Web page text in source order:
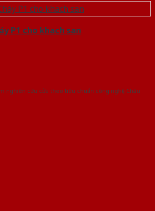
P1 cho khach san
nghiên cứu cửa theo tiêu chuẩn công nghệ Châu